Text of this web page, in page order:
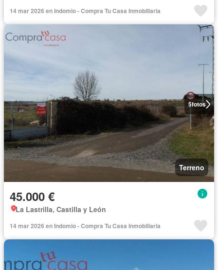
14 mar 2026 en Indomio - Compra Tu Casa Inmobiliaria
5fotos
Terreno
45.000 €
La Lastrilla, Castilla y León
14 mar 2026 en Indomio - Compra Tu Casa Inmobiliaria